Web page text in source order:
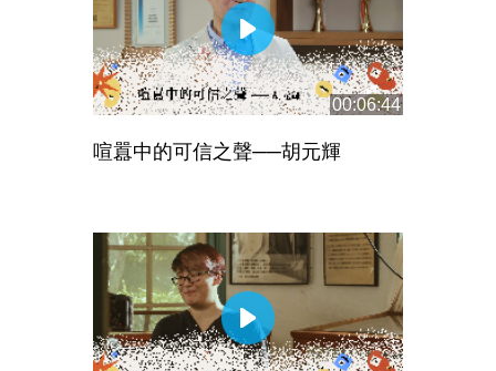
00:06:44
喧囂中的可信之聲──胡元輝